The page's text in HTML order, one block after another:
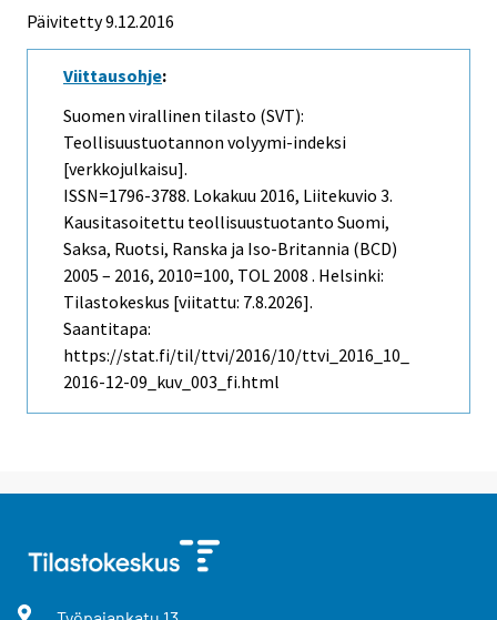
Päivitetty 9.12.2016
Viittausohje:
Suomen virallinen tilasto (SVT):
Teollisuustuotannon volyymi-indeksi
[verkkojulkaisu].
ISSN=1796-3788. Lokakuu 2016, Liitekuvio 3.
Kausitasoitettu teollisuustuotanto Suomi,
Saksa, Ruotsi, Ranska ja Iso-Britannia (BCD)
2005 – 2016, 2010=100, TOL 2008 . Helsinki:
Tilastokeskus [viitattu: 7.8.2026].
Saantitapa:
https://stat.fi/til/ttvi/2016/10/ttvi_2016_10_
2016-12-09_kuv_003_fi.html